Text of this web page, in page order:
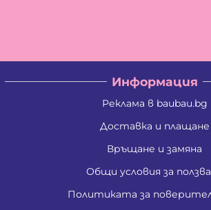
Информация
Реклама в baubau.bg
Доставка и плащане
Връщане и замяна
Общи условия за
Политиката за